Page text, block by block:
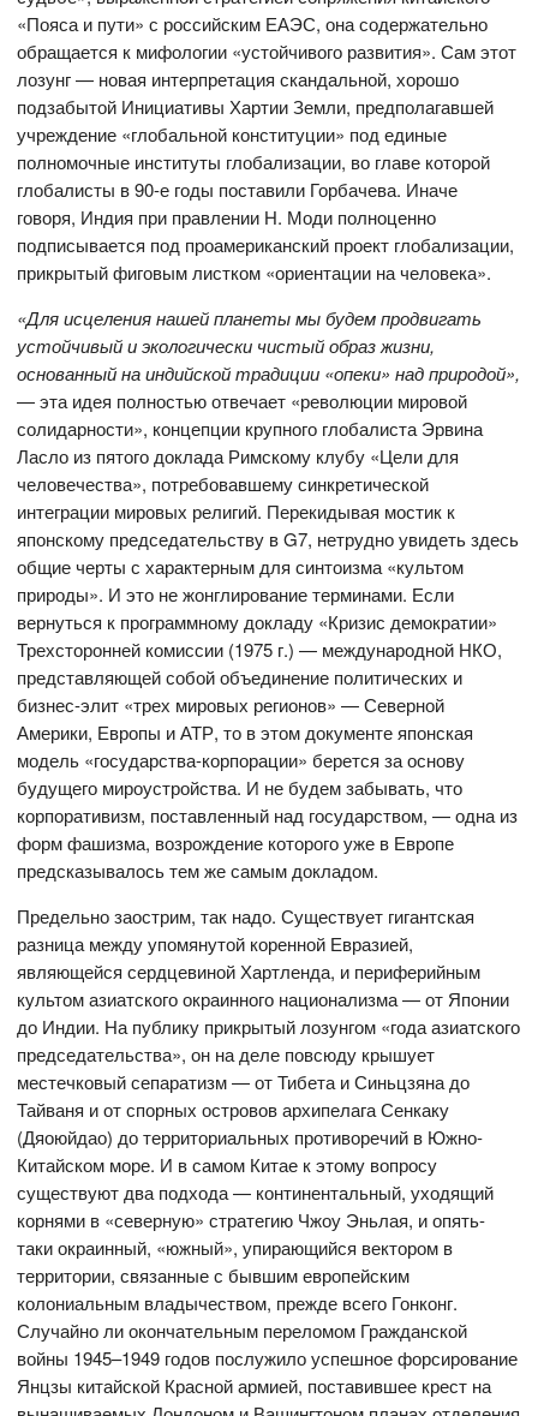
«Пояса и пути» с российским ЕАЭС, она содержательно
обращается к мифологии «устойчивого развития». Сам этот
лозунг — новая интерпретация скандальной, хорошо
подзабытой Инициативы Хартии Земли, предполагавшей
учреждение «глобальной конституции» под единые
полномочные институты глобализации, во главе которой
глобалисты в 90-е годы поставили Горбачева. Иначе
говоря, Индия при правлении Н. Моди полноценно
подписывается под проамериканский проект глобализации,
прикрытый фиговым листком «ориентации на человека».
«Для исцеления нашей планеты мы будем продвигать
устойчивый и экологически чистый образ жизни,
основанный на индийской традиции «опеки» над природой»,
— эта идея полностью отвечает «революции мировой
солидарности», концепции крупного глобалиста Эрвина
Ласло из пятого доклада Римскому клубу «Цели для
человечества», потребовавшему синкретической
интеграции мировых религий. Перекидывая мостик к
японскому председательству в G7, нетрудно увидеть здесь
общие черты с характерным для синтоизма «культом
природы». И это не жонглирование терминами. Если
вернуться к программному докладу «Кризис демократии»
Трехсторонней комиссии (1975 г.) — международной НКО,
представляющей собой объединение политических и
бизнес-элит «трех мировых регионов» — Северной
Америки, Европы и АТР, то в этом документе японская
модель «государства-корпорации» берется за основу
будущего мироустройства. И не будем забывать, что
корпоративизм, поставленный над государством, — одна из
форм фашизма, возрождение которого уже в Европе
предсказывалось тем же самым докладом.
Предельно заострим, так надо. Существует гигантская
разница между упомянутой коренной Евразией,
являющейся сердцевиной Хартленда, и периферийным
культом азиатского окраинного национализма — от Японии
до Индии. На публику прикрытый лозунгом «года азиатского
председательства», он на деле повсюду крышует
местечковый сепаратизм — от Тибета и Синьцзяна до
Тайваня и от спорных островов архипелага Сенкаку
(Дяоюйдао) до территориальных противоречий в Южно-
Китайском море. И в самом Китае к этому вопросу
существуют два подхода — континентальный, уходящий
корнями в «северную» стратегию Чжоу Эньлая, и опять-
таки окраинный, «южный», упирающийся вектором в
территории, связанные с бывшим европейским
колониальным владычеством, прежде всего Гонконг.
Случайно ли окончательным переломом Гражданской
войны 1945–1949 годов послужило успешное форсирование
Янцзы китайской Красной армией, поставившее крест на